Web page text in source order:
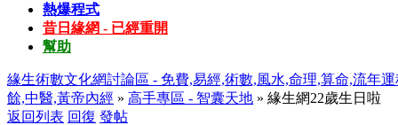
熱爆程式
昔日緣網 - 已經重開
幫助
緣生術數文化網討論區 - 免費,易經,術數,風水,命理,算命,流年
餘,中醫,黃帝內經 » 高手專區 - 智囊天地 » 緣生網22歲生日啦
返回列表 回復 發帖